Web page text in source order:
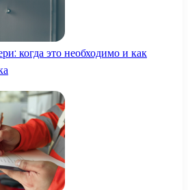
когда это необходимо и как